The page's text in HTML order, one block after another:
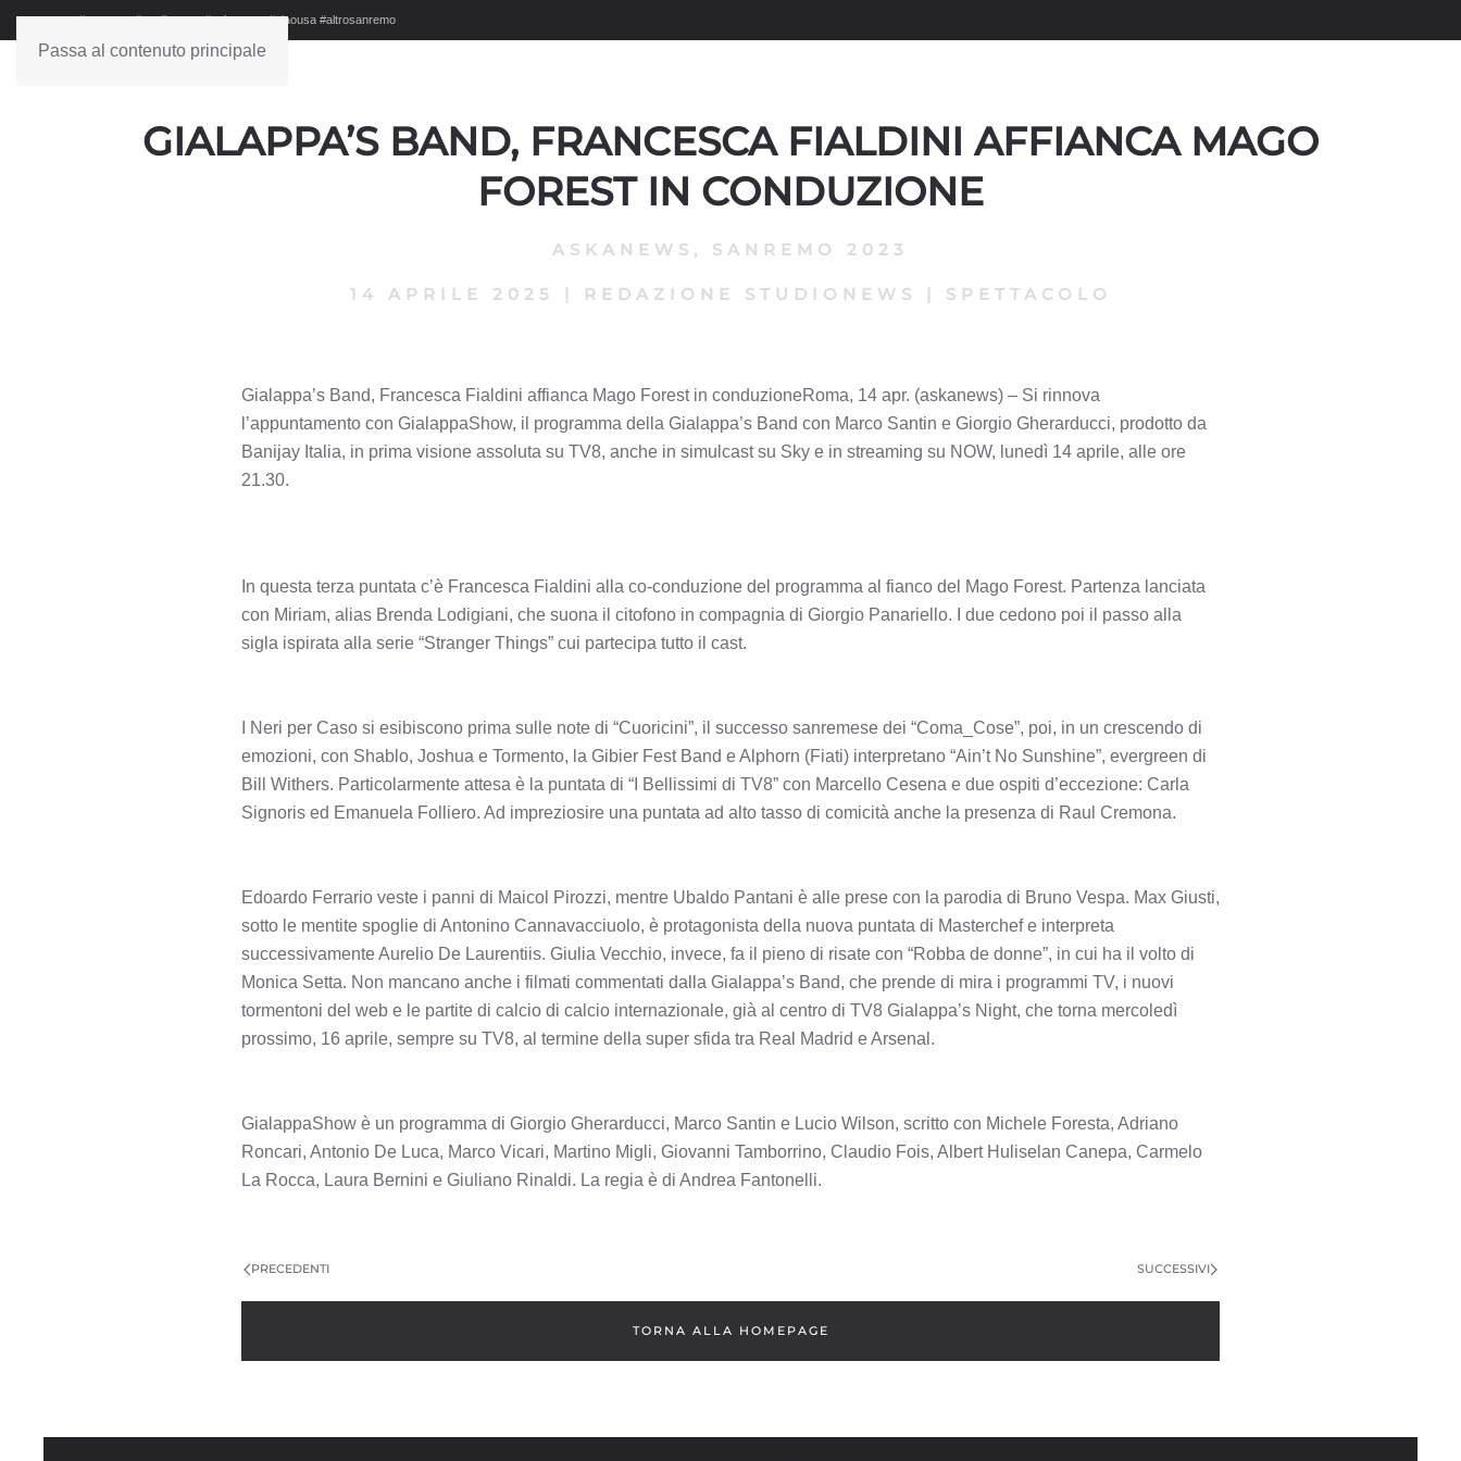
Passa al contenuto principale
#sanremo #studionews #askanews #ciaousa #altrosanremo
GIALAPPA’S BAND, FRANCESCA FIALDINI AFFIANCA MAGO
FOREST IN CONDUZIONE
ASKANEWS , SANREMO 2023
14 APRILE 2025 | REDAZIONE STUDIONEWS | SPETTACOLO
Gialappa’s Band, Francesca Fialdini affianca Mago Forest in conduzioneRoma, 14 apr. (askanews) – Si rinnova
l’appuntamento con GialappaShow, il programma della Gialappa’s Band con Marco Santin e Giorgio Gherarducci, prodotto da
Banijay Italia, in prima visione assoluta su TV8, anche in simulcast su Sky e in streaming su NOW, lunedì 14 aprile, alle ore
21.30.
In questa terza puntata c’è Francesca Fialdini alla co-conduzione del programma al fianco del Mago Forest. Partenza lanciata
con Miriam, alias Brenda Lodigiani, che suona il citofono in compagnia di Giorgio Panariello. I due cedono poi il passo alla
sigla ispirata alla serie “Stranger Things” cui partecipa tutto il cast.
I Neri per Caso si esibiscono prima sulle note di “Cuoricini”, il successo sanremese dei “Coma_Cose”, poi, in un crescendo di
emozioni, con Shablo, Joshua e Tormento, la Gibier Fest Band e Alphorn (Fiati) interpretano “Ain’t No Sunshine”, evergreen di
Bill Withers. Particolarmente attesa è la puntata di “I Bellissimi di TV8” con Marcello Cesena e due ospiti d’eccezione: Carla
Signoris ed Emanuela Folliero. Ad impreziosire una puntata ad alto tasso di comicità anche la presenza di Raul Cremona.
Edoardo Ferrario veste i panni di Maicol Pirozzi, mentre Ubaldo Pantani è alle prese con la parodia di Bruno Vespa. Max Giusti,
sotto le mentite spoglie di Antonino Cannavacciuolo, è protagonista della nuova puntata di Masterchef e interpreta
successivamente Aurelio De Laurentiis. Giulia Vecchio, invece, fa il pieno di risate con “Robba de donne”, in cui ha il volto di
Monica Setta. Non mancano anche i filmati commentati dalla Gialappa’s Band, che prende di mira i programmi TV, i nuovi
tormentoni del web e le partite di calcio di calcio internazionale, già al centro di TV8 Gialappa’s Night, che torna mercoledì
prossimo, 16 aprile, sempre su TV8, al termine della super sfida tra Real Madrid e Arsenal.
GialappaShow è un programma di Giorgio Gherarducci, Marco Santin e Lucio Wilson, scritto con Michele Foresta, Adriano
Roncari, Antonio De Luca, Marco Vicari, Martino Migli, Giovanni Tamborrino, Claudio Fois, Albert Huliselan Canepa, Carmelo
La Rocca, Laura Bernini e Giuliano Rinaldi. La regia è di Andrea Fantonelli.
PRECEDENTI SUCCESSIVI
TORNA ALLA HOMEPAGE